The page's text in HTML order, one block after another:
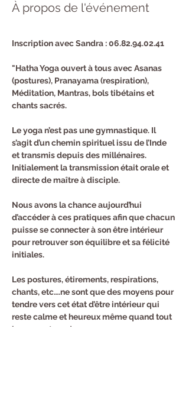
À propos de l'événement
Inscription avec Sandra : 06.82.94.02.41
"Hatha Yoga ouvert à tous avec Asanas
(postures), Pranayama (respiration),
Méditation, Mantras, bols tibétains et
chants sacrés.
Le yoga n’est pas une gymnastique. Il
s’agit d’un chemin spirituel issu de l’Inde
et transmis depuis des millénaires.
Initialement la transmission était orale et
directe de maître à disciple.
Nous avons la chance aujourd’hui
d’accéder à ces pratiques afin que chacun
puisse se connecter à son être intérieur
pour retrouver son équilibre et sa félicité
initiales.
Les postures, étirements, respirations,
chants, etc….ne sont que des moyens pour
tendre vers cet état d’être intérieur qui
reste calme et heureux même quand tout
bouge autour de nous.